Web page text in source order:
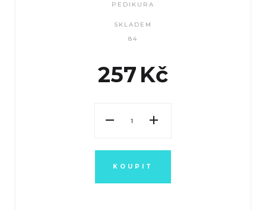
PEDIKURA
SKLADEM
84
Kč
257
KOUPIT